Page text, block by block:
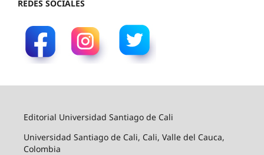
REDES SOCIALES
Editorial Universidad Santiago de Cali
Universidad Santiago de Cali, Cali, Valle del Cauca,
Colombia